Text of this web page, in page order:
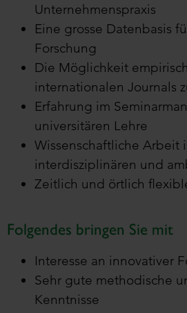
Unternehmenspraxis
Eine grosse Datenbasis
Forschung
Die Möglichkeit
internationalen Journals
Erfahrung im
universitären Lehre
Wissenschaftliche Arbeit
interdisziplinären und
Zeitlich und örtlich
Folgendes bringen Sie mit
Interesse an innovativer
Sehr gute methodische
Kenntnisse